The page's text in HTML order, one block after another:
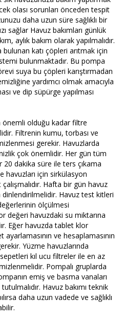
olası sorunları önceden tespit
daha uzun süre sağlıklı bir
sağlar Havuz bakımları günlük
aylık bakım olarak yapılmalıdır.
katı çöpleri arıtmak için
bulunmaktadır. Bu pompa
suya bu çöpleri karıştırmadan
yardımcı olmak amacıyla
ve dip süpürge yapılması
önemli olduğu kadar filtre
Filtrenin kumu, torbası ve
gerekir. Havuzlarda
çok önemlidir. Her gün tüm
dakika süre ile ters çıkama
havuzları için sirkülasyon
Hafta bir gün havuz
Havuz test kitleri
ölçülmesi
değeri havuzdaki su miktarına
Eğer havuzda tablet klor
ayarlamasının ve hesaplamasının
Yüzme havuzlarında
kıl ucu filtreler ile en az
Pompalı gruplarda
emiş ve basma vanaları
Havuz bakımı teknik
daha uzun vadede ve sağlıklı